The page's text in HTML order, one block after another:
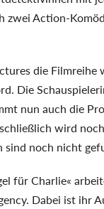
zwei Action-
die Filmreihe
Die
nun auch die
wird
sind noch nicht
für Charlie«
Dabei ist ihr